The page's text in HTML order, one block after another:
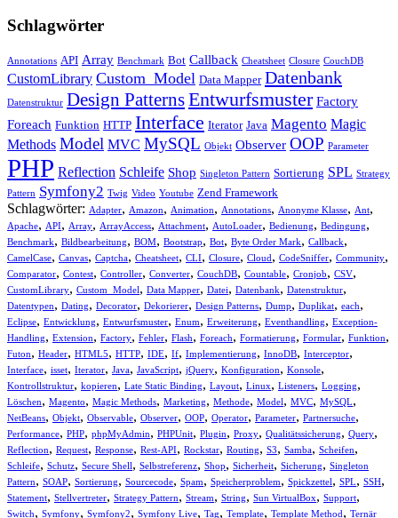
Schlagwörter
Annotations API Array Benchmark Bot Callback Cheatsheet Closure CouchDB
CustomLibrary Custom_Model Data Mapper Datenbank
Datenstruktur Design PatternsEntwurfsmuster Factory
Foreach Funktion HTTP Interface Iterator Java Magento Magic
Methods Model MVC MySQL Objekt Observer OOP Parameter
PHP Reflection Schleife Shop Singleton Pattern Sortierung SPL Strategy
Pattern Symfony2 Twig Video Youtube Zend Framework
Schlagwörter: Adapter, Amazon, Animation, Annotations, Anonyme Klasse, Ant,
Apache, API, Array, ArrayAccess, Attachment, AutoLoader, Bedienung, Bedingung,
Benchmark, Bildbearbeitung, BOM, Bootstrap, Bot, Byte Order Mark, Callback,
CamelCase, Canvas, Captcha, Cheatsheet, CLI, Closure, Cloud, CodeSniffer, Community,
Comparator, Contest, Controller, Converter, CouchDB, Countable, Cronjob, CSV,
CustomLibrary, Custom_Model, Data Mapper, Datei, Datenbank, Datenstruktur,
Datentypen, Dating, Decorator, Dekorierer, Design Patterns, Dump, Duplikat, each,
Eclipse, Entwicklung, Entwurfsmuster, Enum, Erweiterung, Eventhandling, Exception-
Handling, Extension, Factory, Fehler, Flash, Foreach, Formatierung, Formular, Funktion,
Futon, Header, HTML5, HTTP, IDE, If, Implementierung, InnoDB, Interceptor,
Interface, isset, Iterator, Java, JavaScript, jQuery, Konfiguration, Konsole,
Kontrollstruktur, kopieren, Late Static Binding, Layout, Linux, Listeners, Logging,
Löschen, Magento, Magic Methods, Marketing, Methode, Model, MVC, MySQL,
NetBeans, Objekt, Observable, Observer, OOP, Operator, Parameter, Partnersuche,
Performance, PHP, phpMyAdmin, PHPUnit, Plugin, Proxy, Qualitätssicherung, Query,
Reflection, Request, Response, Rest-API, Rockstar, Routing, S3, Samba, Scheifen,
Schleife, Schutz, Secure Shell, Selbstreferenz, Shop, Sicherheit, Sicherung, Singleton
Pattern, SOAP, Sortierung, Sourcecode, Spam, Speicherproblem, Spickzettel, SPL, SSH,
Statement, Stellvertreter, Strategy Pattern, Stream, String, Sun VirtualBox, Support,
Switch, Symfony, Symfony2, Symfony Live, Tag, Template, Template Method, Ternär